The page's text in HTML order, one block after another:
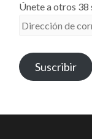
Únete a otros
Dirección
correo
electrónico
Suscribir